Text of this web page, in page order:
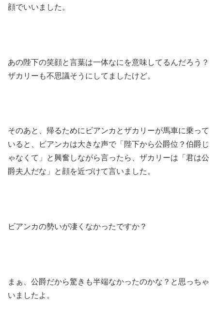
顔でいいました。
あの陛下の笑顔と言葉は一体なにを意味してるんだろう？
ザカリーも不思議そうにしてましたけど。
そのあと、帰るためにビアンカとザカリーが馬車に乗って
いると、ビアンカは大きな声で「陛下から公爵位？伯爵じ
ゃなくて」と興奮しながら言ったら、ザカリーは「君は公
爵夫人だな」と顔を近づけて言いました。
ビアンカの勢いが凄くなかったですか？
まぁ、公爵だから驚きも半端なかったのかな？と思っちゃ
いましたよ。